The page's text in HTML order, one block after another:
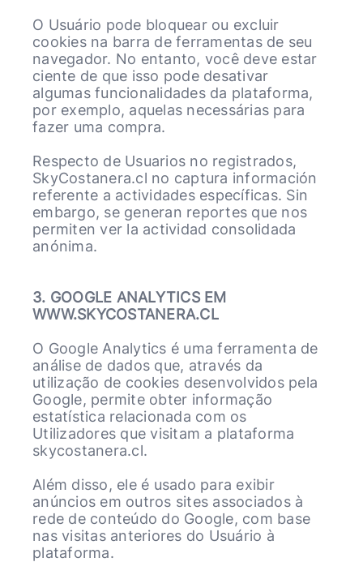
O Usuário pode bloquear ou excluir
cookies na barra de ferramentas de seu
navegador. No entanto, você deve estar
ciente de que isso pode desativar
algumas funcionalidades da plataforma,
por exemplo, aquelas necessárias para
fazer uma compra.
Respecto de Usuarios no registrados,
SkyCostanera.cl no captura información
referente a actividades específicas. Sin
embargo, se generan reportes que nos
permiten ver la actividad consolidada
anónima.
3. GOOGLE ANALYTICS EM
WWW.SKYCOSTANERA.CL
O Google Analytics é uma ferramenta de
análise de dados que, através da
utilização de cookies desenvolvidos pela
Google, permite obter informação
estatística relacionada com os
Utilizadores que visitam a plataforma
skycostanera.cl.
Além disso, ele é usado para exibir
anúncios em outros sites associados à
rede de conteúdo do Google, com base
nas visitas anteriores do Usuário à
plataforma.